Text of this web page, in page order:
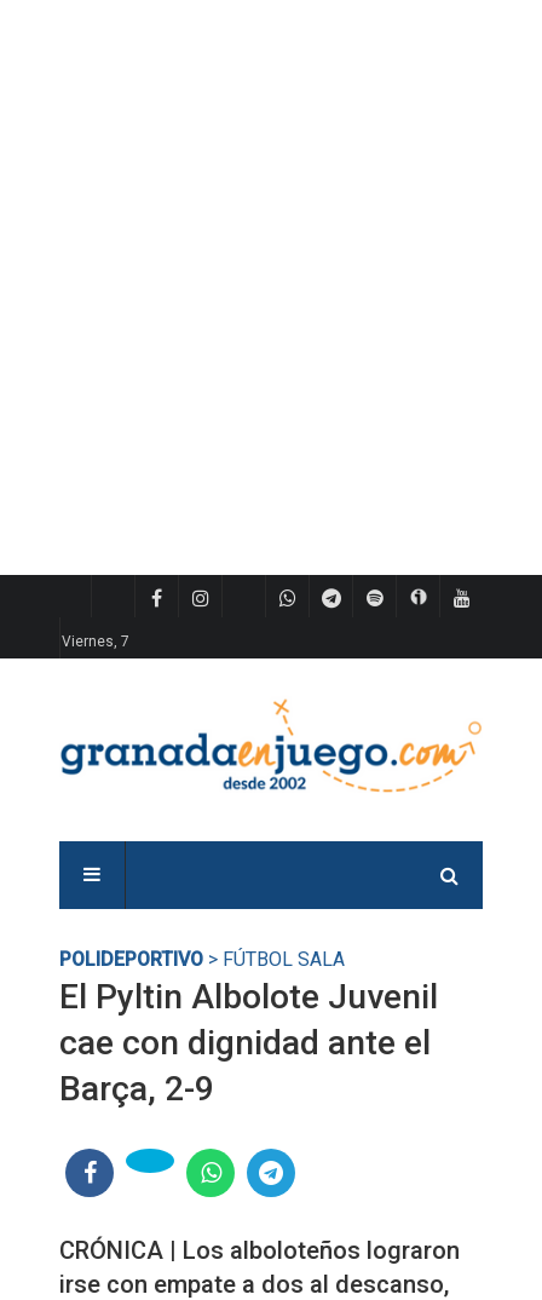
Viernes, 7
POLIDEPORTIVO > FÚTBOL SALA
El Pyltin Albolote Juvenil
cae con dignidad ante el
Barça, 2-9
CRÓNICA | Los alboloteños lograron
irse con empate a dos al descanso,